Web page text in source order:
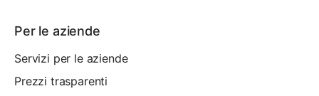
Per le aziende
Servizi per le aziende
Prezzi trasparenti